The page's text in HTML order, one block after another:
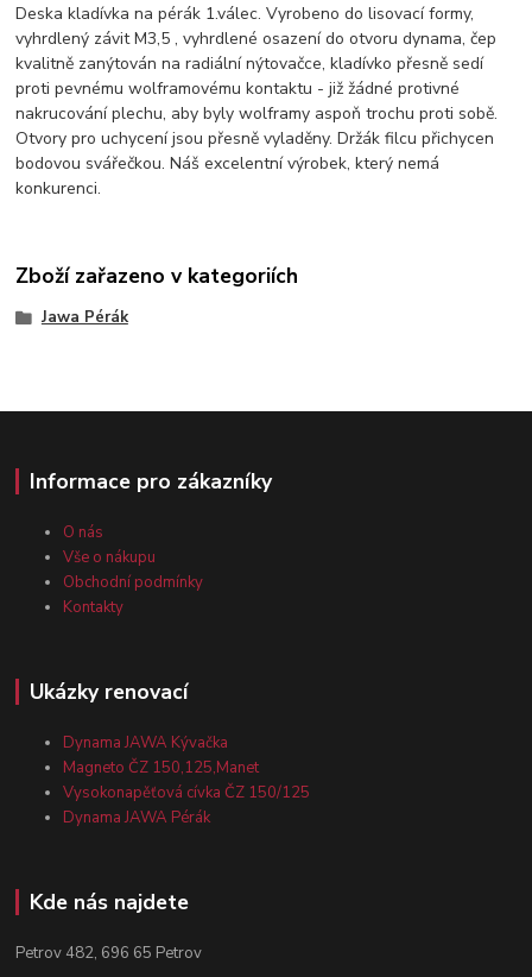
Deska kladívka na pérák 1.válec. Vyrobeno do lisovací formy,
vyhrdlený závit M3,5 , vyhrdlené osazení do otvoru dynama, čep
kvalitně zanýtován na radiální nýtovačce, kladívko přesně sedí
proti pevnému wolframovému kontaktu - již žádné protivné
nakrucování plechu, aby byly wolframy aspoň trochu proti sobě.
Otvory pro uchycení jsou přesně vyladěny. Držák filcu přichycen
bodovou svářečkou. Náš excelentní výrobek, který nemá
konkurenci.
Zboží zařazeno v kategoriích
Jawa Pérák
Informace pro zákazníky
O nás
Vše o nákupu
Obchodní podmínky
Kontakty
Ukázky renovací
Dynama JAWA Kývačka
Magneto ČZ 150,125,Manet
Vysokonapěťová cívka ČZ 150/125
Dynama JAWA Pérák
Kde nás najdete
Petrov 482, 696 65 Petrov